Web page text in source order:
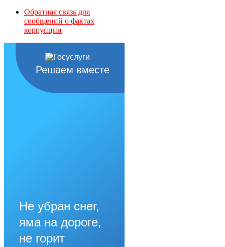
Обратная связь для
сообщений о фактах
коррупции
Решаем вместе
Не убран снег,
яма на дороге,
не горит